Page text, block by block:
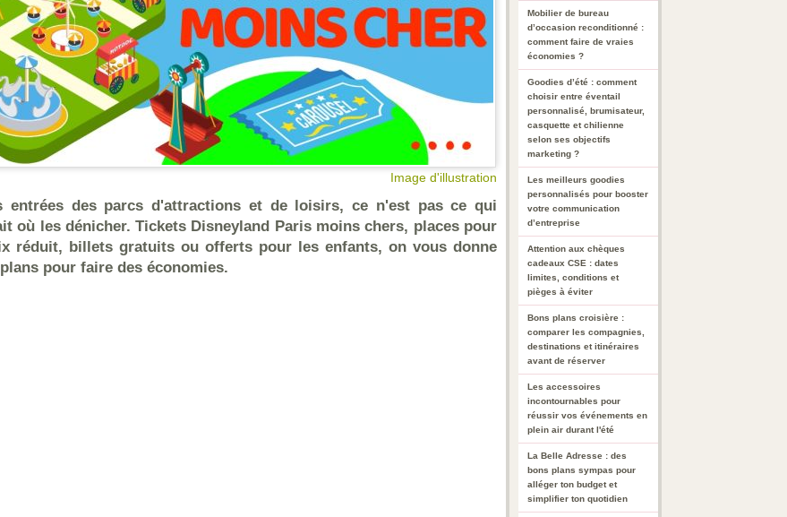
Image d'illustration
entrées des parcs d'attractions et de loisirs, ce n'est pas ce qui
où les dénicher. Tickets Disneyland Paris moins chers, places pour
réduit, billets gratuits ou offerts pour les enfants, on vous donne
pour faire des économies.
Mobilier de bureau
d’occasion reconditionné :
comment faire de vraies
économies ?
Goodies d’été : comment
choisir entre éventail
personnalisé, brumisateur,
casquette et chilienne
selon ses objectifs
marketing ?
Les meilleurs goodies
personnalisés pour booster
votre communication
d’entreprise
Attention aux chèques
cadeaux CSE : dates
limites, conditions et
pièges à éviter
Bons plans croisière :
comparer les compagnies,
destinations et itinéraires
avant de réserver
Les accessoires
incontournables pour
réussir vos événements en
plein air durant l'été
La Belle Adresse : des
bons plans sympas pour
alléger ton budget et
simplifier ton quotidien